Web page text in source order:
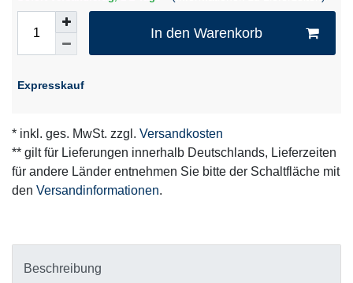
In den Warenkorb
Expresskauf
* inkl. ges. MwSt. zzgl. Versandkosten
** gilt für Lieferungen innerhalb Deutschlands, Lieferzeiten
für andere Länder entnehmen Sie bitte der Schaltfläche mit
den Versandinformationen.
Beschreibung